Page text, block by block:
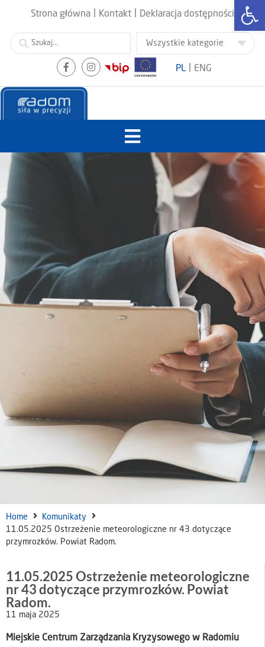
Strona główna Kontakt Deklaracja dostępności
PL ENG
Home
Komunikaty
11.05.2025 Ostrzeżenie meteorologiczne nr 43 dotyczące
przymrozków. Powiat Radom.
11.05.2025 Ostrzeżenie meteorologiczne
nr 43 dotyczące przymrozków. Powiat
Radom.
11 maja 2025
Miejskie Centrum Zarządzania Kryzysowego w Radomiu